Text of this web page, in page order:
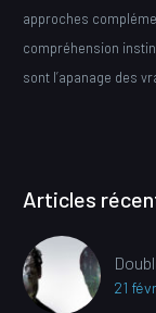
approches
compréhension
sont l’apanage des
Articles
21